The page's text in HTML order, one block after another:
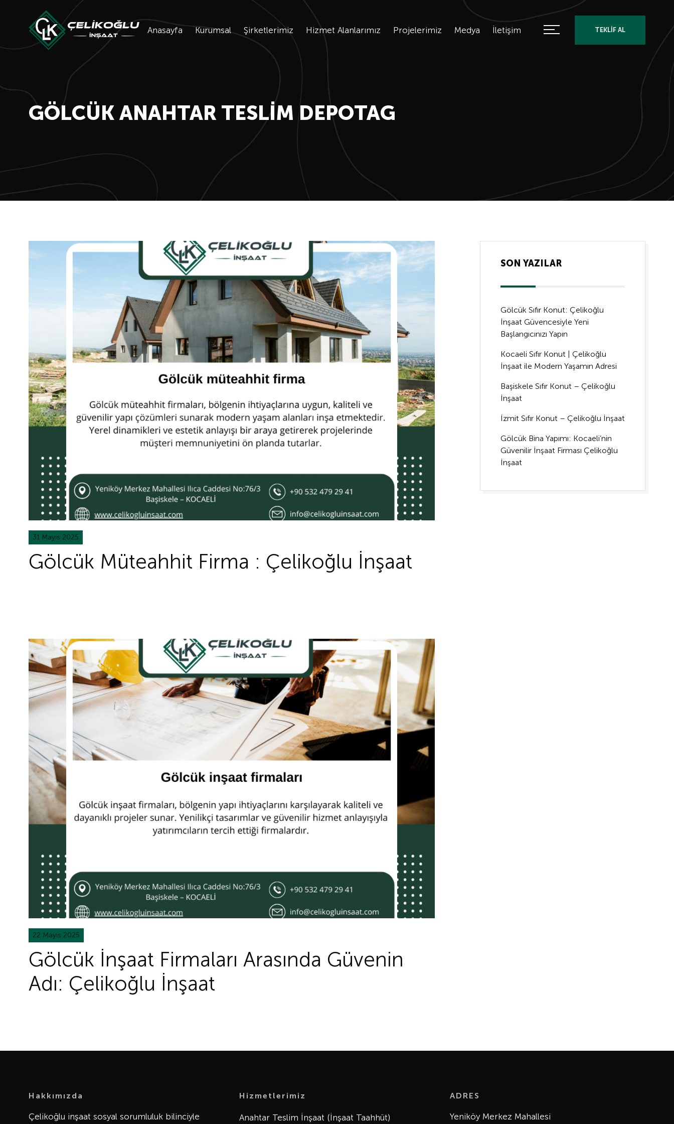
Anasayfa Kurumsal Şirketlerimiz Hizmet Alanlarımız Projelerimiz Medya İletişim TEKLİF AL
GÖLCÜK ANAHTAR TESLIM DEPOTAG
31 Mayıs 2025
Gölcük Müteahhit Firma : Çelikoğlu İnşaat
22 Mayıs 2025
Gölcük İnşaat Firmaları Arasında Güvenin
Adı: Çelikoğlu İnşaat
SON YAZILAR
Gölcük Sıfır Konut: Çelikoğlu
İnşaat Güvencesiyle Yeni
Başlangıcınızı Yapın
Kocaeli Sıfır Konut | Çelikoğlu
İnşaat ile Modern Yaşamın Adresi
Başiskele Sıfır Konut – Çelikoğlu
İnşaat
İzmit Sıfır Konut – Çelikoğlu İnşaat
Gölcük Bina Yapımı: Kocaeli’nin
Güvenilir İnşaat Firması Çelikoğlu
İnşaat
Hakkımızda
Çelikoğlu inşaat sosyal sorumluluk bilinciyle
Hizmetlerimiz
Anahtar Teslim İnşaat (İnşaat Taahhüt)
ADRES
Yeniköy Merkez Mahallesi